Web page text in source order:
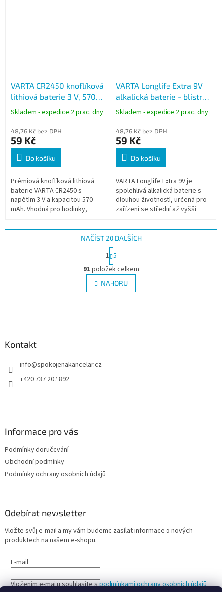
VARTA CR2450 knoflíková
lithiová baterie 3 V, 570
mAh, 1 ks
Skladem - expedice 2 prac. dny
48,76 Kč bez DPH
59 Kč
Do košíku
Prémiová knoflíková lithiová
baterie VARTA CR2450 s
napětím 3 V a kapacitou 570
mAh. Vhodná pro hodinky,
malá elektronická zařízení.
VARTA Longlife Extra 9V
alkalická baterie - blistr 1
ks
Skladem - expedice 2 prac. dny
48,76 Kč bez DPH
59 Kč
Do košíku
VARTA Longlife Extra 9V je
spolehlivá alkalická baterie s
dlouhou životností, určená pro
zařízení se střední až vyšší
stabilní výkon, zvýšenou...
O
v
l
á
NAČÍST 20 DALŠÍCH
S
t
r
á
n
k
v
1 5
91položek celkem
NAHORU
Kontakt
info@spokojenakancelar.cz
+420 737 207 892
Informace pro vás
Podmínky doručování
Obchodní podmínky
Podmínky ochrany osobních údajů
Odebírat newsletter
Vložte svůj e-mail a my vám budeme zasílat informace o nových
produktech na našem e-shopu.
E-mail
Vložením e-mailu souhlasíte spodmínkami ochrany osobních údajů